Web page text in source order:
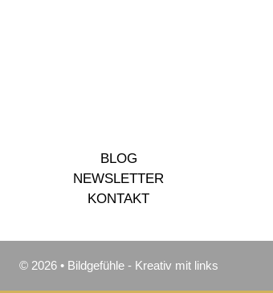
BLOG
NEWSLETTER
KONTAKT
© 2026 • Bildgefühle - Kreativ mit links